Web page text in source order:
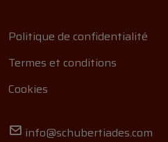
Politique de confidentialité
Termes et conditions
Cookies
info@schubertiades.com